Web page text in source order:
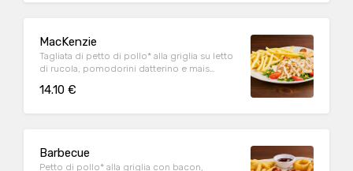
MacKenzie
Tagliata di petto di pollo* alla griglia su letto
di rucola, pomodorini datterino e mais
14.10 €
Barbecue
Petto di pollo* alla griglia con bacon,